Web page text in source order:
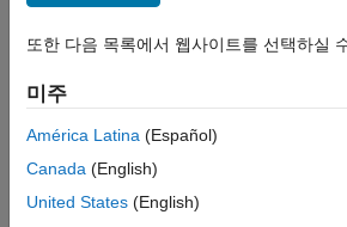
또한 다음 목록에서 웹사이트를 선택하실
미주
América Latina (Español)
Canada (English)
United States (English)